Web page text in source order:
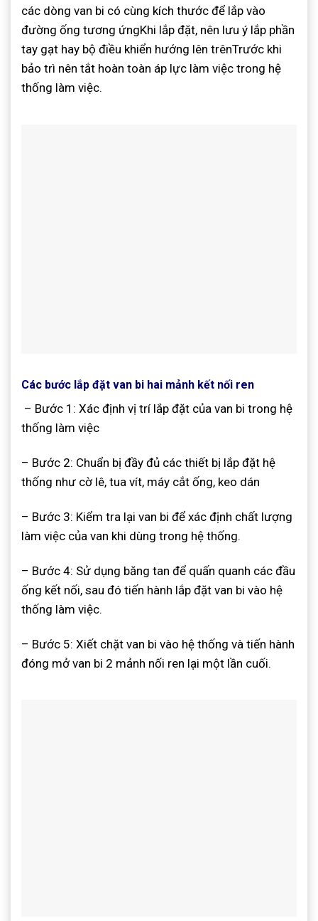
các dòng van bi có cùng kích thước để lắp vào
đường ống tương ứngKhi lắp đặt, nên lưu ý lắp phần
tay gạt hay bộ điều khiển hướng lên trênTrước khi
bảo trì nên tắt hoàn toàn áp lực làm việc trong hệ
thống làm việc.
Các bước lắp đặt van bi hai mảnh kết nối ren
– Bước 1: Xác định vị trí lắp đặt của van bi trong hệ
thống làm việc
– Bước 2: Chuẩn bị đầy đủ các thiết bị lắp đặt hệ
thống như cờ lê, tua vít, máy cắt ống, keo dán
– Bước 3: Kiểm tra lại van bi để xác định chất lượng
làm việc của van khi dùng trong hệ thống.
– Bước 4: Sử dụng băng tan để quấn quanh các đầu
ống kết nối, sau đó tiến hành lắp đặt van bi vào hệ
thống làm việc.
– Bước 5: Xiết chặt van bi vào hệ thống và tiến hành
đóng mở van bi 2 mảnh nối ren lại một lần cuối.